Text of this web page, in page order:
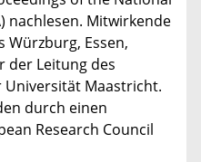
nachlesen. Mitwirkende
Würzburg, Essen,
der Leitung des
Universität Maastricht.
durch einen
Research Council